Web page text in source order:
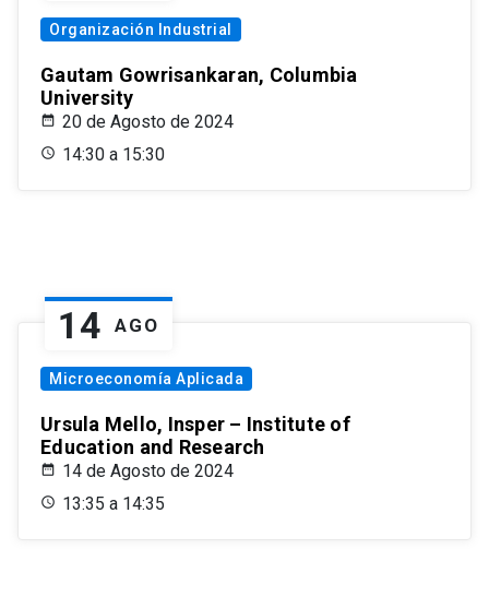
Organización Industrial
Gautam Gowrisankaran, Columbia
University
20 de Agosto de 2024
14:30 a 15:30
14 AGO
Microeconomía Aplicada
Ursula Mello, Insper – Institute of
Education and Research
14 de Agosto de 2024
13:35 a 14:35